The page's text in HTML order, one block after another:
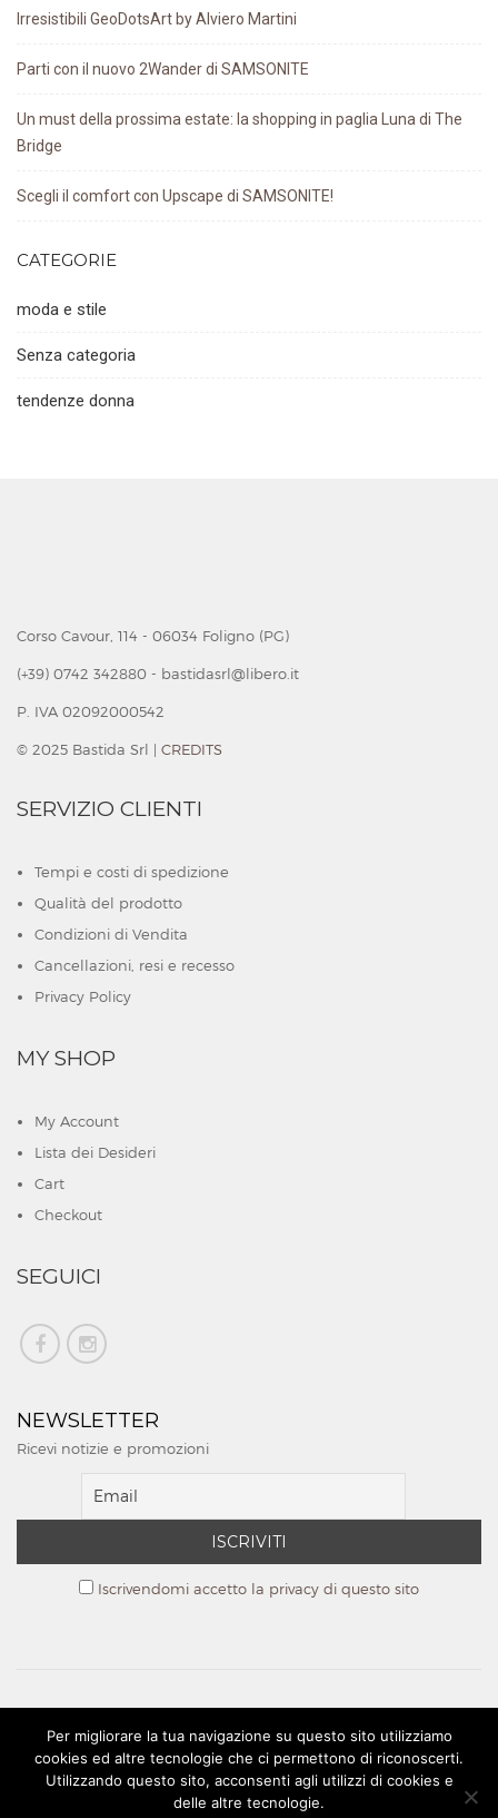
Irresistibili GeoDotsArt by Alviero Martini
Parti con il nuovo 2Wander di SAMSONITE
Un must della prossima estate: la shopping in paglia Luna di The
Bridge
Scegli il comfort con Upscape di SAMSONITE!
CATEGORIE
moda e stile
Senza categoria
tendenze donna
Corso Cavour, 114 - 06034 Foligno (PG)
(+39) 0742 342880 - bastidasrl@libero.it
P. IVA 02092000542
© 2025 Bastida Srl | CREDITS
SERVIZIO CLIENTI
Tempi e costi di spedizione
Qualità del prodotto
Condizioni di Vendita
Cancellazioni, resi e recesso
Privacy Policy
MY SHOP
My Account
Lista dei Desideri
Cart
Checkout
SEGUICI
NEWSLETTER
Ricevi notizie e promozioni
Iscrivendomi accetto la privacy di questo sito
PAGAMENTI ONLINE
Sicurezza Garantita - Spedizioni Gratuite in Europa
Per migliorare la tua navigazione su questo sito utilizziamo
cookies ed altre tecnologie che ci permettono di riconoscerti.
Utilizzando questo sito, acconsenti agli utilizzi di cookies e
delle altre tecnologie.